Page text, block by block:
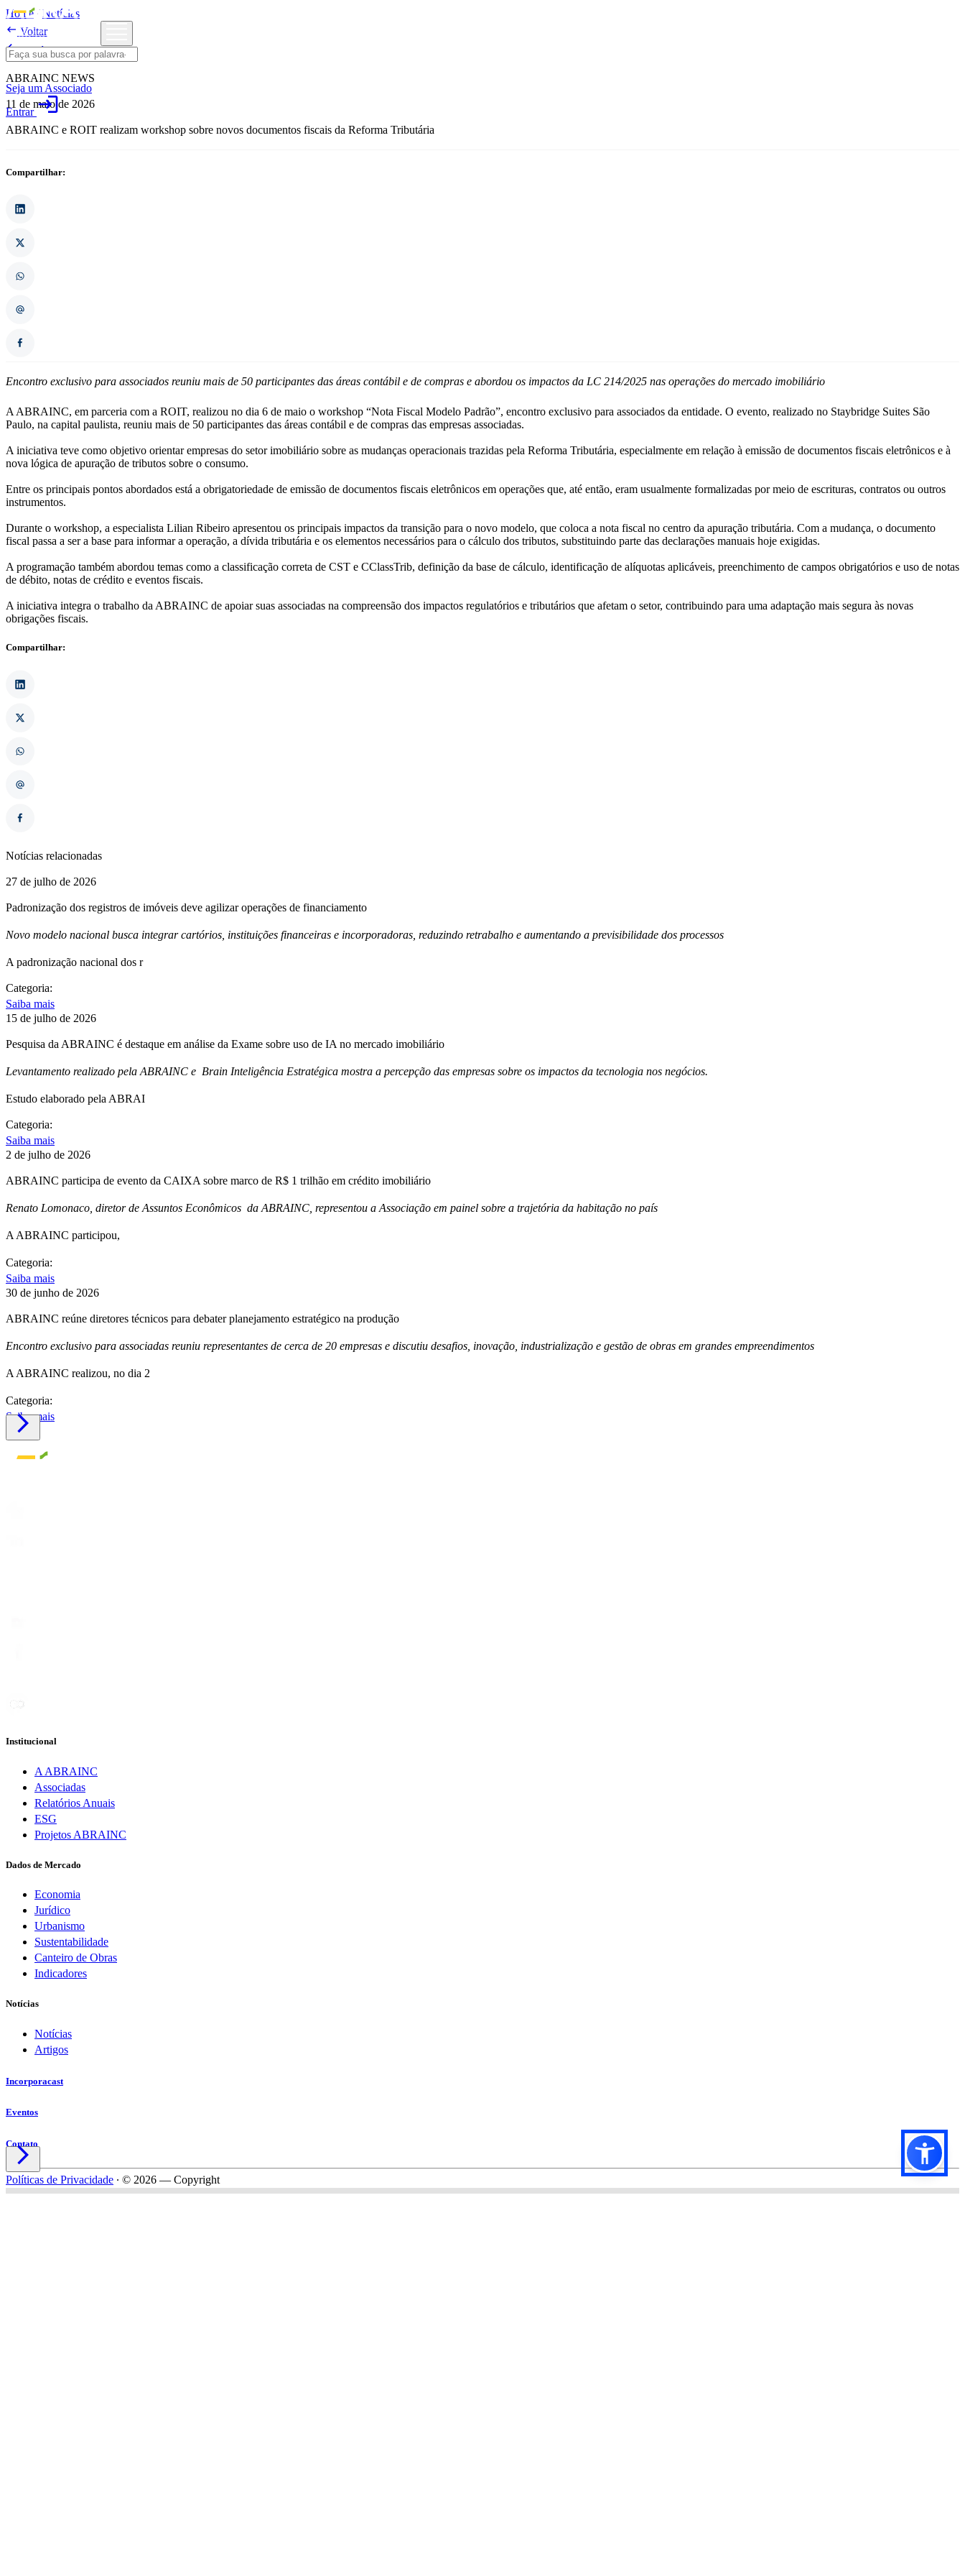
Seja um Associado
Entrarlogin
Home/Notícias
 Voltar
Notícias
ABRAINC NEWS
11 de maio de 2026
ABRAINC e ROIT realizam workshop sobre novos documentos fiscais da Reforma Tributária
Compartilhar:
Encontro exclusivo para associados reuniu mais de 50 participantes das áreas contábil e de compras e abordou os impactos da LC 214/2025 nas operações do mercado imobiliário
A ABRAINC, em parceria com a ROIT, realizou no dia 6 de maio o workshop “Nota Fiscal Modelo Padrão”, encontro exclusivo para associados da entidade. O evento, realizado no Staybridge Suites São
Paulo, na capital paulista, reuniu mais de 50 participantes das áreas contábil e de compras das empresas associadas.
A iniciativa teve como objetivo orientar empresas do setor imobiliário sobre as mudanças operacionais trazidas pela Reforma Tributária, especialmente em relação à emissão de documentos fiscais eletrônicos e à
nova lógica de apuração de tributos sobre o consumo.
Entre os principais pontos abordados está a obrigatoriedade de emissão de documentos fiscais eletrônicos em operações que, até então, eram usualmente formalizadas por meio de escrituras, contratos ou outros
instrumentos.
Durante o workshop, a especialista Lilian Ribeiro apresentou os principais impactos da transição para o novo modelo, que coloca a nota fiscal no centro da apuração tributária. Com a mudança, o documento
fiscal passa a ser a base para informar a operação, a dívida tributária e os elementos necessários para o cálculo dos tributos, substituindo parte das declarações manuais hoje exigidas.
A programação também abordou temas como a classificação correta de CST e CClassTrib, definição da base de cálculo, identificação de alíquotas aplicáveis, preenchimento de campos obrigatórios e uso de notas
de débito, notas de crédito e eventos fiscais.
A iniciativa integra o trabalho da ABRAINC de apoiar suas associadas na compreensão dos impactos regulatórios e tributários que afetam o setor, contribuindo para uma adaptação mais segura às novas
obrigações fiscais.
Compartilhar:
Notícias relacionadas
27 de julho de 2026
Padronização dos registros de imóveis deve agilizar operações de financiamento
Novo modelo nacional busca integrar cartórios, instituições financeiras e incorporadoras, reduzindo retrabalho e aumentando a previsibilidade dos processos
A padronização nacional dos r
Categoria:
Saiba mais
15 de julho de 2026
Pesquisa da ABRAINC é destaque em análise da Exame sobre uso de IA no mercado imobiliário
Levantamento realizado pela ABRAINC e Brain Inteligência Estratégica mostra a percepção das empresas sobre os impactos da tecnologia nos negócios.
Estudo elaborado pela ABRAI
Categoria:
Saiba mais
2 de julho de 2026
ABRAINC participa de evento da CAIXA sobre marco de R$ 1 trilhão em crédito imobiliário
Renato Lomonaco, diretor de Assuntos Econômicos da ABRAINC, representou a Associação em painel sobre a trajetória da habitação no país
A ABRAINC participou,
Categoria:
Saiba mais
30 de junho de 2026
ABRAINC reúne diretores técnicos para debater planejamento estratégico na produção
Encontro exclusivo para associadas reuniu representantes de cerca de 20 empresas e discutiu desafios, inovação, industrialização e gestão de obras em grandes empreendimentos
A ABRAINC realizou, no dia 2
Categoria:
Saiba mais

Institucional
A ABRAINC
Associadas
Relatórios Anuais
ESG
Projetos ABRAINC
Dados de Mercado
Economia
Jurídico
Urbanismo
Sustentabilidade
Canteiro de Obras
Indicadores
Notícias
Notícias
Artigos
Incorporacast
Eventos
Contato

Políticas de Privacidade ∙ © 2026 — Copyright